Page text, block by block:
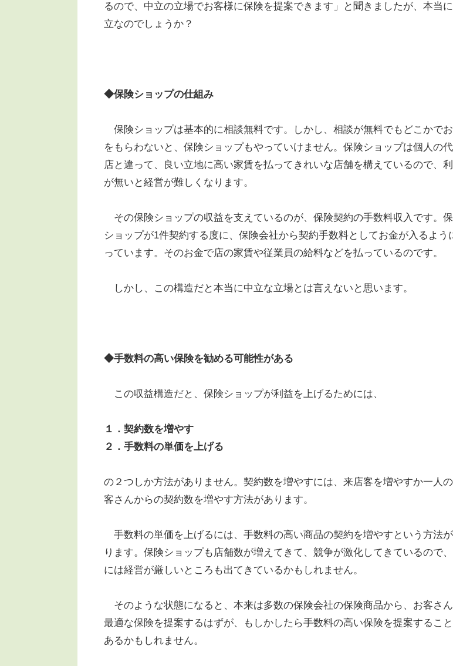
るので、中立の立場でお客様に保険を提案できます」と聞きましたが、本当
立なのでしょうか？
◆保険ショップの仕組み
保険ショップは基本的に相談無料です。しかし、相談が無料でもどこかで
をもらわないと、保険ショップもやっていけません。保険ショップは個人の
店と違って、良い立地に高い家賃を払ってきれいな店舗を構えているので、
が無いと経営が難しくなります。
その保険ショップの収益を支えているのが、保険契約の手数料収入です。
ショップが1件契約する度に、保険会社から契約手数料としてお金が入るよう
っています。そのお金で店の家賃や従業員の給料などを払っているのです。
しかし、この構造だと本当に中立な立場とは言えないと思います。
◆手数料の高い保険を勧める可能性がある
この収益構造だと、保険ショップが利益を上げるためには、
１．契約数を増やす
２．手数料の単価を上げる
の２つしか方法がありません。契約数を増やすには、来店客を増やすか一人
客さんからの契約数を増やす方法があります。
手数料の単価を上げるには、手数料の高い商品の契約を増やすという方法
ります。保険ショップも店舗数が増えてきて、競争が激化してきているので
には経営が厳しいところも出てきているかもしれません。
そのような状態になると、本来は多数の保険会社の保険商品から、お客さ
最適な保険を提案するはずが、もしかしたら手数料の高い保険を提案するこ
あるかもしれません。